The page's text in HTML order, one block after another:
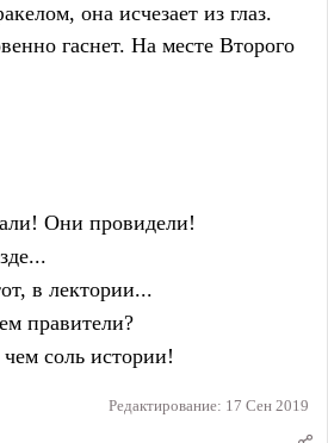
она исчезает из глаз.
гаснет. На месте Второго
Они провидели!
и тот, в лектории...
правители?
чем соль истории!
Редактирование: 17 Сен 2019